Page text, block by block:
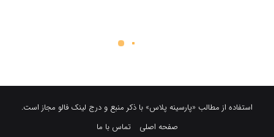
استفاده از مطالب «پارسینه پلاس» با ذکر منبع و درج لینک فالو مجاز است.
صفحه اصلی
تماس با ما